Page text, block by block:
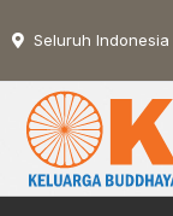
Seluruh Indonesia